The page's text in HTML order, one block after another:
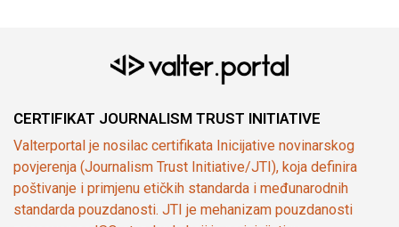
CERTIFIKAT JOURNALISM TRUST INITIATIVE
Valterportal je nosilac certifikata Inicijative novinarskog
povjerenja (Journalism Trust Initiative/JTI), koja definira
poštivanje i primjenu etičkih standarda i međunarodnih
standarda pouzdanosti. JTI je mehanizam pouzdanosti